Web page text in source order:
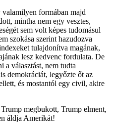
formában majd
mintha nem egy vesztes,
sem volt képes tudomásul
szokása szerint hazudozva
tulajdonítva magának,
lesz kedvenc fordulata. De
a választást, nem tudta
demokráciát, legyőzte őt az
és mostantól egy civil, akire
megbukott, Trump elment,
áldja Amerikát!